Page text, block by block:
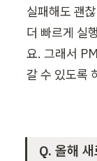
실패해도 괜
더 빠르게 실
요. 그래서
갈 수 있도록
Q. 올해